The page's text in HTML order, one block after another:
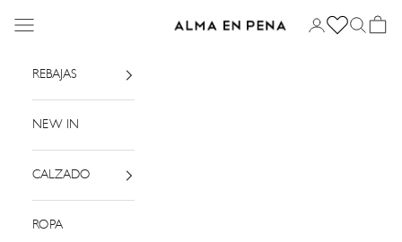
Alma en Pena
Menú Iniciar sesión
Buscar
Cesta
REBAJAS
NEW IN
CALZADO
ROPA